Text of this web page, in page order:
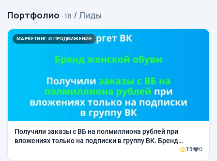
Портфолио · 18 / Лиды
МАРКЕТИНГ И ПРОДВИЖЕНИЕ
Получили заказы с ВБ на полмиллиона рублей при
вложениях только на подписки в группу ВК. Бренд
19 0